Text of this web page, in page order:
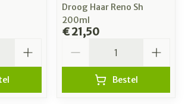
Droog Haar Reno Sh
200ml
€ 21,50
Bestel